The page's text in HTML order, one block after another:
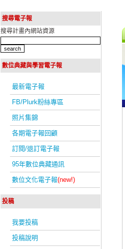
搜尋電子報
搜尋計畫內網站資源
數位典藏與學習電子報
最新電子報
FB/Plurk粉絲專區
照片集錦
各期電子報回顧
訂閱/退訂電子報
95年數位典藏通訊
數位文化電子報(new!)
投稿
我要投稿
投稿說明